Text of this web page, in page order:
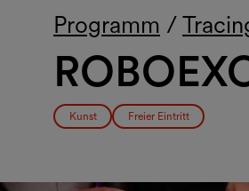
Programm /
Kunst Freier Eintritt